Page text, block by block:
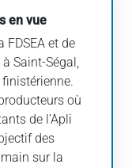
en vue
FDSEA et de
Saint-Ségal,
où
de l’Apli
des
sur la